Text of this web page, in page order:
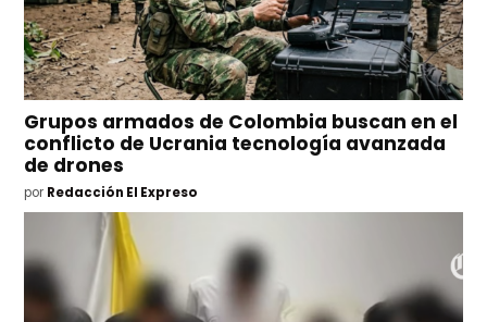
Grupos armados de Colombia buscan en el
conflicto de Ucrania tecnología avanzada
de drones
por Redacción El Expreso